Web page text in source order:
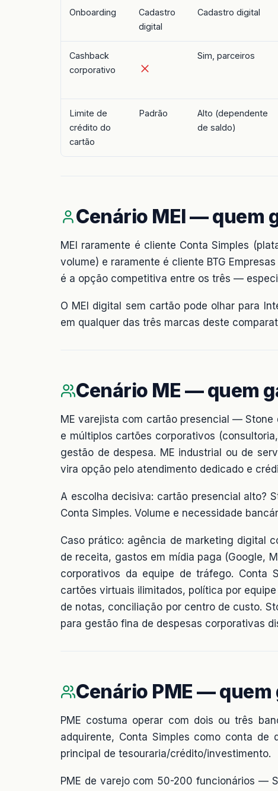
Onboarding
Cadastro
digital
Cadastro digital
Cashback
corporativo
Sim, parceiros
Limite de
crédito do
cartão
Padrão
Alto (dependente
de saldo)
Cenário MEI — quem
MEI raramente é cliente Conta Simples
volume) e raramente é cliente BTG
é a opção competitiva entre os três —
O MEI digital sem cartão pode olhar para
em qualquer das três marcas deste
Cenário ME — quem
ME varejista com cartão presencial — Stone
e múltiplos cartões corporativos
gestão de despesa. ME industrial ou de
vira opção pelo atendimento dedicado e
A escolha decisiva: cartão presencial alto?
Conta Simples. Volume e necessidade
Caso prático: agência de marketing digital
de receita, gastos em mídia paga (Google,
corporativos da equipe de tráfego. Conta
cartões virtuais ilimitados, política por
de notas, conciliação por centro de custo.
para gestão fina de despesas corporativas
Cenário PME — quem
PME costuma operar com dois ou três
adquirente, Conta Simples como conta de
principal de tesouraria/crédito/investimento.
PME de varejo com 50-200 funcionários —